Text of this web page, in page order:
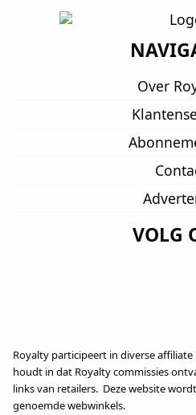
Over
VOLG
Royalty participeert in diverse
houdt in dat Royalty commissies
links van retailers. Deze website
genoemde webwinkels.